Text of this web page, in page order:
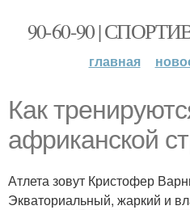
90-60-90 |
главная
Как
африканской
Атлета зовут Кристофер
Экваториальный, жаркий и